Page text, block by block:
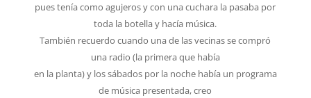
pues tenía como agujeros y con una cuchara la pasaba por
toda la botella y hacía música.
También recuerdo cuando una de las vecinas se compró
una radio (la primera que había
en la planta) y los sábados por la noche había un programa
de música presentada, creo